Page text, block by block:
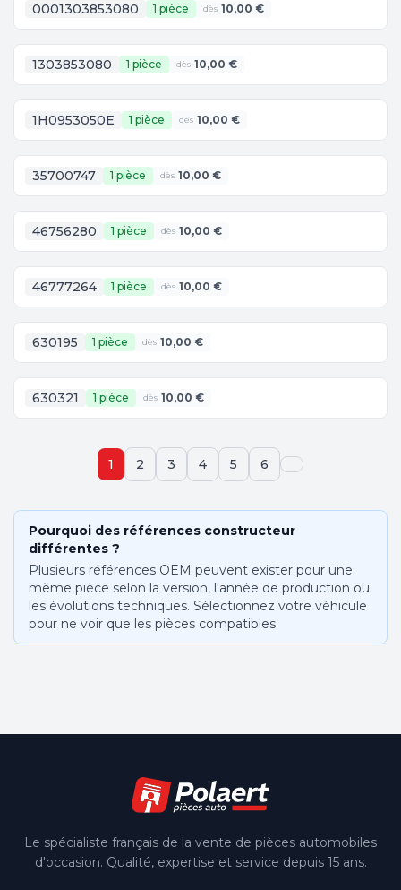
0001303853080 1 pièce dès 10,00 €
1303853080 1 pièce dès 10,00 €
1H0953050E 1 pièce dès 10,00 €
35700747 1 pièce dès 10,00 €
46756280 1 pièce dès 10,00 €
46777264 1 pièce dès 10,00 €
630195 1 pièce dès 10,00 €
630321 1 pièce dès 10,00 €
1 2 3 4 5 6
Pourquoi des références constructeur
différentes ?
Plusieurs références OEM peuvent exister pour une
même pièce selon la version, l'année de production ou
les évolutions techniques. Sélectionnez votre véhicule
pour ne voir que les pièces compatibles.
Le spécialiste français de la vente de pièces automobiles
d'occasion. Qualité, expertise et service depuis 15 ans.